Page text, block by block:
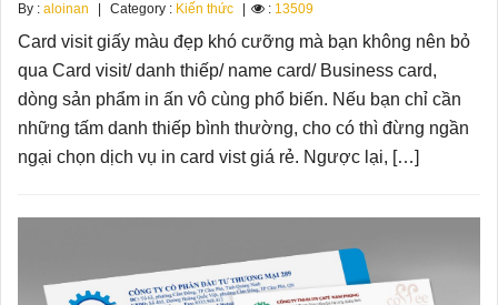
By : aloinan Category : Kiến thức : 13509
Card visit giấy màu đẹp khó cưỡng mà bạn không nên bỏ
qua Card visit/ danh thiếp/ name card/ Business card,
dòng sản phẩm in ấn vô cùng phổ biến. Nếu bạn chỉ cần
những tấm danh thiếp bình thường, cho có thì đừng ngần
ngại chọn dịch vụ in card vist giá rẻ. Ngược lại, […]